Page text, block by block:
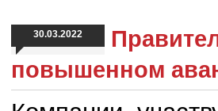
30.03.2022
повышенном